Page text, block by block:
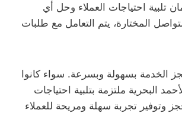
تلبية احتياجات العملاء وحل أي
المختارة، يتم التعامل مع طلبات
الخدمة بسهولة وبسرعة. سواء كانوا
البحرية ملتزمة بتلبية احتياجات
وتوفير تجربة سهلة ومريحة للعملاء